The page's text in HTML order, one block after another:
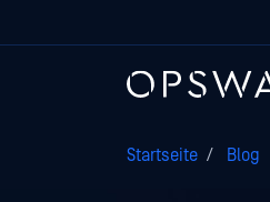
Startseite / Blog